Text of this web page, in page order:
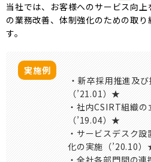
当社では、お客様へのサービス向
の業務改善、体制強化のための取り
す。
実施例
・新卒採用推進及
（’21.01）★
・社内CSIRT組織
（’19.04）★
・サービスデスク
化の実施（’20.10